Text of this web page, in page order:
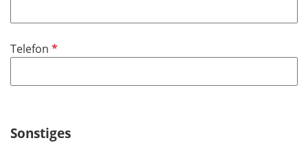
l
c
t
l
Telefon P
l
h
Sonstiges